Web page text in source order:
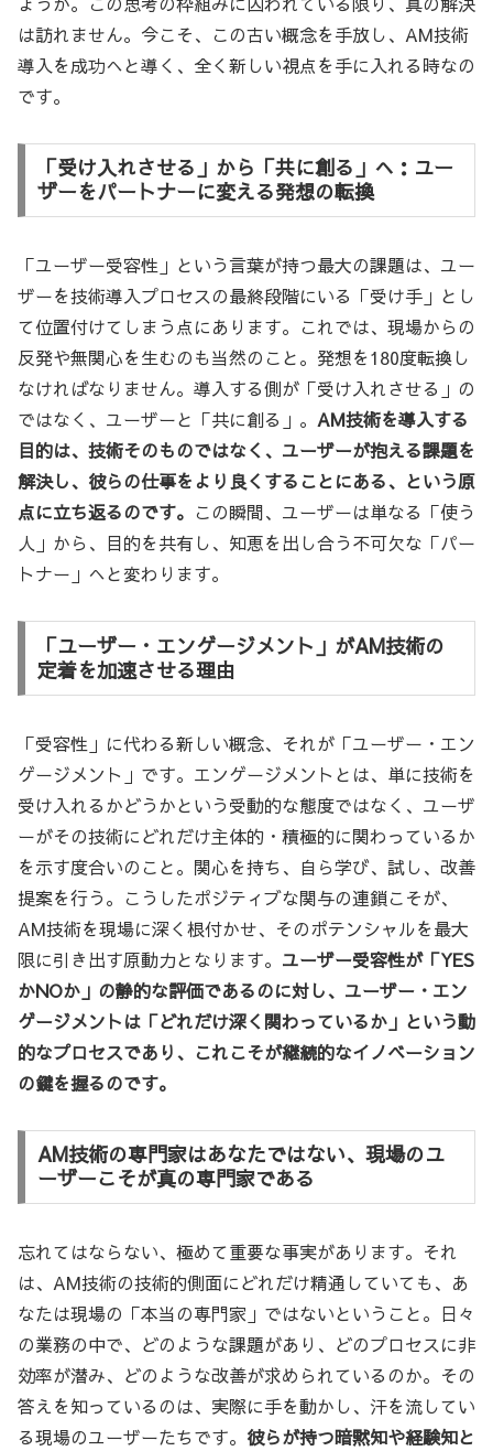
は訪れません。今こそ、この古い概念を手放し、AM技術
導入を成功へと導く、全く新しい視点を手に入れる時なの
です。
「受け入れさせる」から「共に創る」へ：ユー
ザーをパートナーに変える発想の転換
「ユーザー受容性」という言葉が持つ最大の課題は、ユー
ザーを技術導入プロセスの最終段階にいる「受け手」とし
て位置付けてしまう点にあります。これでは、現場からの
反発や無関心を生むのも当然のこと。発想を180度転換し
なければなりません。導入する側が「受け入れさせる」の
ではなく、ユーザーと「共に創る」。 AM技術を導入する
目的は、技術そのものではなく、ユーザーが抱える課題を
解決し、彼らの仕事をより良くすることにある、という原
点に立ち返るのです。 この瞬間、ユーザーは単なる「使う
人」から、目的を共有し、知恵を出し合う不可欠な「パー
トナー」へと変わります。
「ユーザー・エンゲージメント」がAM技術の
定着を加速させる理由
「受容性」に代わる新しい概念、それが「ユーザー・エン
ゲージメント」です。エンゲージメントとは、単に技術を
受け入れるかどうかという受動的な態度ではなく、ユーザ
ーがその技術にどれだけ主体的・積極的に関わっているか
を示す度合いのこと。関心を持ち、自ら学び、試し、改善
提案を行う。こうしたポジティブな関与の連鎖こそが、
AM技術を現場に深く根付かせ、そのポテンシャルを最大
限に引き出す原動力となります。 ユーザー受容性が「YES
かNOか」の静的な評価であるのに対し、ユーザー・エン
ゲージメントは「どれだけ深く関わっているか」という動
的なプロセスであり、これこそが継続的なイノベーション
の鍵を握るのです。
AM技術の専門家はあなたではない、現場のユ
ーザーこそが真の専門家である
忘れてはならない、極めて重要な事実があります。それ
は、AM技術の技術的側面にどれだけ精通していても、あ
なたは現場の「本当の専門家」ではないということ。日々
の業務の中で、どのような課題があり、どのプロセスに非
効率が潜み、どのような改善が求められているのか。その
答えを知っているのは、実際に手を動かし、汗を流してい
る現場のユーザーたちです。 彼らが持つ暗黙知や経験知と